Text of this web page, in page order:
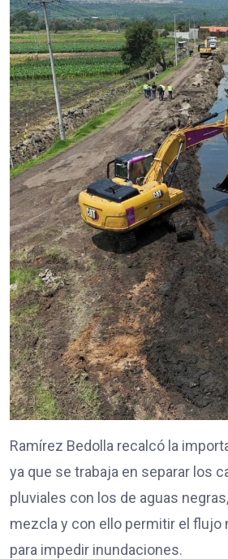
Ramírez Bedolla recalcó la
ya que se trabaja en separar los
pluviales con los de aguas
mezcla y con ello permitir el flujo
para impedir inundaciones.